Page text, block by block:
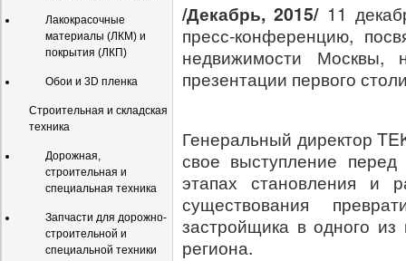
Лакокрасочные
материалы (ЛКМ) и
покрытия (ЛКП)
Обои и 3D пленка
Строительная и складская
техника
Дорожная,
строительная и
специальная техника
Запчасти для дорожно-
строительной и
специальной техники
/Декабрь, 2015/ 11
пресс-конференцию,
недвижимости Москвы,
презентации первого
Генеральный директор
свое выступление
этапах становления и
существования
застройщика в одного из
региона.